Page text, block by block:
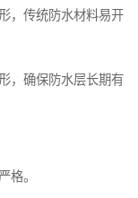
，传统防水材料易开
，确保防水层长期有
格。